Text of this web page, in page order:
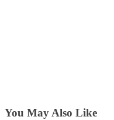
You May Also Like